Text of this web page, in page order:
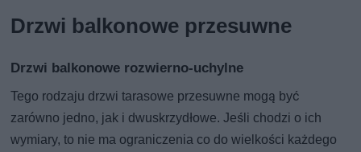
Drzwi balkonowe przesuwne
Drzwi balkonowe rozwierno-uchylne
Tego rodzaju drzwi tarasowe przesuwne mogą być
zarówno jedno, jak i dwuskrzydłowe. Jeśli chodzi o ich
wymiary, to nie ma ograniczenia co do wielkości każdego